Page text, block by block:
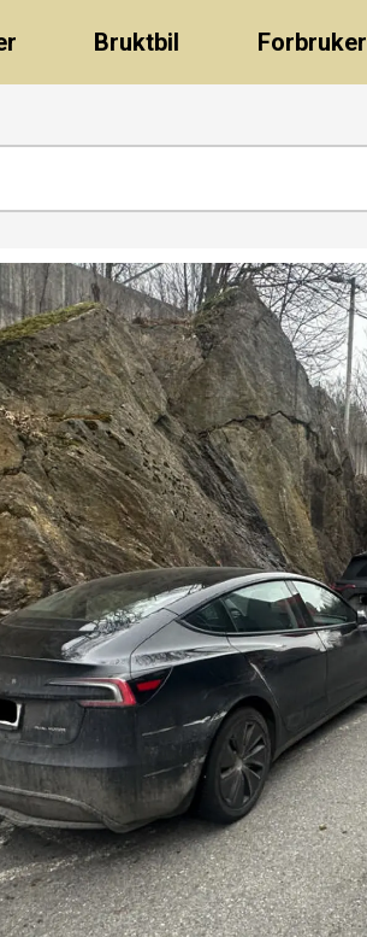
Bruktbil Forbruker